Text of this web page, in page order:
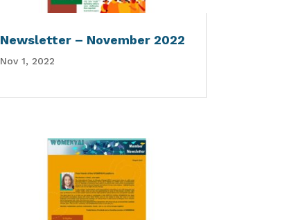
Newsletter – November 2022
Nov 1, 2022